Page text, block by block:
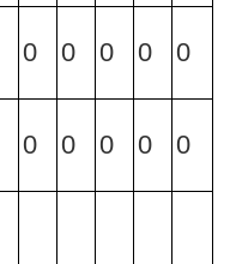
0 0 0 0 0
0 0 0 0 0